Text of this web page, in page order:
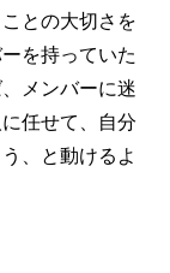
との大切さを
を持っていた
メンバーに迷
任せて、自分
、と動けるよ